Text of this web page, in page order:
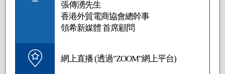
張傳湧先生
香港外貿電商協會總幹事
領希新媒體 首席顧問
網上直播 (透過"ZOOM"網上平台)